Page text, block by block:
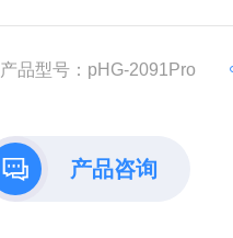
产品型号：pHG-2091Pro
产品咨询